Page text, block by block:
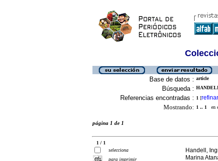
Base de datos : article
Búsqueda :
Referencias encontradas : 1 [refinar
Mostrando: 1 .. 1 en
página 1 de 1
1 / 1
selecciona
para imprimir
Handell,
Marina